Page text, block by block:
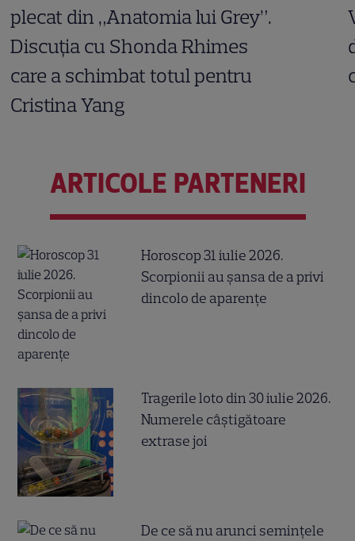
plecat din „Anatomia lui Grey”.
Discuția cu Shonda Rhimes
care a schimbat totul pentru
Cristina Yang
ARTICOLE PARTENERI
Horoscop 31 iulie 2026.
Scorpionii au șansa de a privi
dincolo de aparențe
Tragerile loto din 30 iulie 2026.
Numerele câştigătoare
extrase joi
De ce să nu arunci semințele